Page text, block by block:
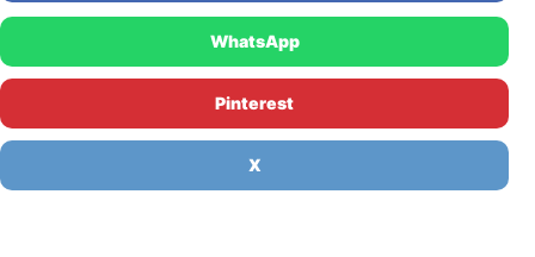
WhatsApp
Pinterest
X